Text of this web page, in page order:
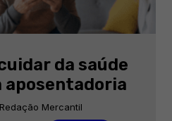
da saúde
aposentadoria
Redação Mercantil